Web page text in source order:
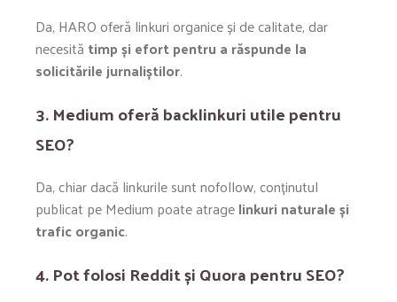
Da, HARO oferă linkuri organice și de calitate, dar
necesită timp și efort pentru a răspunde la
solicitările jurnaliștilor.
3. Medium oferă backlinkuri utile pentru
SEO?
Da, chiar dacă linkurile sunt nofollow, conținutul
publicat pe Medium poate atragelinkuri naturale și
trafic organic.
4. Pot folosi Reddit și Quora pentru SEO?